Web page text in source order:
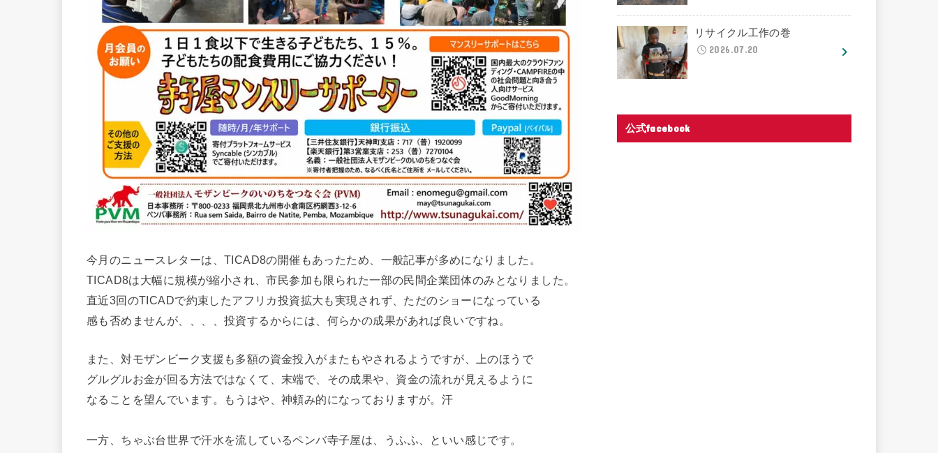
今月のニュースレターは、TICAD8の開催もあったため、一般記事が多めになりました。
TICAD8は大幅に規模が縮小され、市民参加も限られた一部の民間企業団体のみとなりました。
直近3回のTICADで約束したアフリカ投資拡大も実現されず、ただのショーになっている
感も否めませんが、、、、投資するからには、何らかの成果があれば良いですね。
また、対モザンビーク支援も多額の資金投入がまたもやされるようですが、上のほうで
グルグルお金が回る方法ではなくて、末端で、その成果や、資金の流れが見えるように
なることを望んでいます。もうはや、神頼み的になっておりますが。汗
一方、ちゃぶ台世界で汗水を流しているペンバ寺子屋は、うふふ、といい感じです。
リサイクル工作の巻
2026.07.20
公式facebook